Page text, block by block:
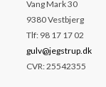
Vang Mark 30
9380 Vestbjerg
Tlf: 98 17 17 02
gulv@jegstrup.dk
CVR: 25542355